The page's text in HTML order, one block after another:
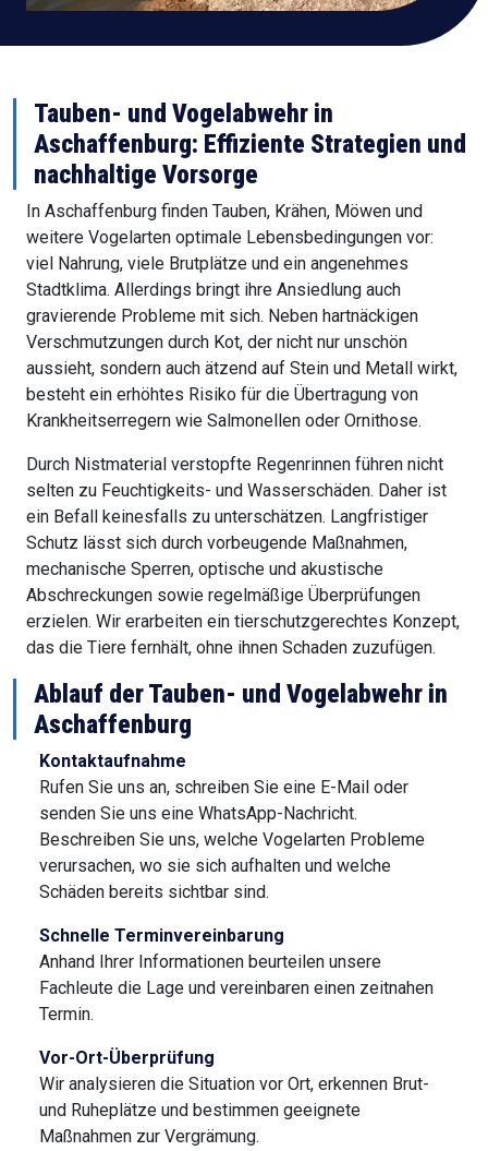
Tauben- und Vogelabwehr in
Aschaffenburg: Effiziente Strategien und
nachhaltige Vorsorge
In Aschaffenburg finden Tauben, Krähen, Möwen und
weitere Vogelarten optimale Lebensbedingungen vor:
viel Nahrung, viele Brutplätze und ein angenehmes
Stadtklima. Allerdings bringt ihre Ansiedlung auch
gravierende Probleme mit sich. Neben hartnäckigen
Verschmutzungen durch Kot, der nicht nur unschön
aussieht, sondern auch ätzend auf Stein und Metall wirkt,
besteht ein erhöhtes Risiko für die Übertragung von
Krankheitserregern wie Salmonellen oder Ornithose.
Durch Nistmaterial verstopfte Regenrinnen führen nicht
selten zu Feuchtigkeits- und Wasserschäden. Daher ist
ein Befall keinesfalls zu unterschätzen. Langfristiger
Schutz lässt sich durch vorbeugende Maßnahmen,
mechanische Sperren, optische und akustische
Abschreckungen sowie regelmäßige Überprüfungen
erzielen. Wir erarbeiten ein tierschutzgerechtes Konzept,
das die Tiere fernhält, ohne ihnen Schaden zuzufügen.
Ablauf der Tauben- und Vogelabwehr in
Aschaffenburg
Kontaktaufnahme
Rufen Sie uns an, schreiben Sie eine E-Mail oder
senden Sie uns eine WhatsApp-Nachricht.
Beschreiben Sie uns, welche Vogelarten Probleme
verursachen, wo sie sich aufhalten und welche
Schäden bereits sichtbar sind.
Schnelle Terminvereinbarung
Anhand Ihrer Informationen beurteilen unsere
Fachleute die Lage und vereinbaren einen zeitnahen
Termin.
Vor-Ort-Überprüfung
Wir analysieren die Situation vor Ort, erkennen Brut-
und Ruheplätze und bestimmen geeignete
Maßnahmen zur Vergrämung.